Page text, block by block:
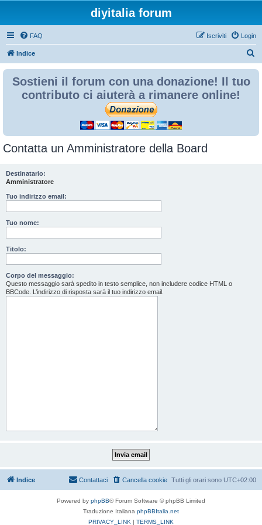
diyitalia forum
FAQ Login
Iscriviti
Indice
Sostieni il forum con una donazione! Il tuo
contributo ci aiuterà a rimanere online!
Contatta un Amministratore della Board
Destinatario:
Amministratore
Tuo indirizzo email:
Tuo nome:
Titolo:
Corpo del messaggio:
Questo messaggio sarà spedito in testo semplice, non includere codice HTML o
BBCode. L’indirizzo di risposta sarà il tuo indirizzo email.
Indice Tutti gli orari sono UTC+02:00
Cancella cookie
Contattaci
Powered by phpBB® Forum Software © phpBB Limited
Traduzione Italiana phpBBItalia.net
PRIVACY_LINK | TERMS_LINK